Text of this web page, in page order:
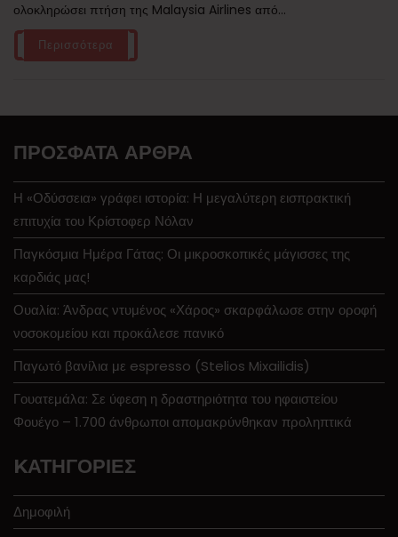
ολοκληρώσει πτήση της Malaysia Airlines από...
Περισσότερα
ΠΡΌΣΦΑΤΑ ΆΡΘΡΑ
Η «Οδύσσεια» γράφει ιστορία: Η μεγαλύτερη εισπρακτική
επιτυχία του Κρίστοφερ Νόλαν
Παγκόσμια Ημέρα Γάτας: Οι μικροσκοπικές μάγισσες της
καρδιάς μας!
Ουαλία: Άνδρας ντυμένος «Χάρος» σκαρφάλωσε στην οροφή
νοσοκομείου και προκάλεσε πανικό
Παγωτό βανίλια με espresso (Stelios Mixailidis)
Γουατεμάλα: Σε ύφεση η δραστηριότητα του ηφαιστείου
Φουέγο – 1.700 άνθρωποι απομακρύνθηκαν προληπτικά
KΑΤΗΓΟΡΊΕΣ
Δημοφιλή